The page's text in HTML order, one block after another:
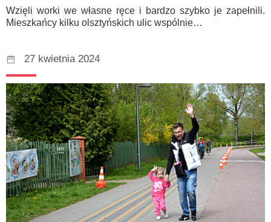
Wzięli worki we własne ręce i bardzo szybko je zapełnili.
Mieszkańcy kilku olsztyńskich ulic wspólnie…
27 kwietnia 2024